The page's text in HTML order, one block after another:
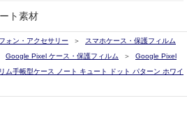
ト素材
ォン・アクセサリー
スマホケース・保護フィルム
Google Pixel ケース・保護フィルム
Google Pixel
ム手帳型ケース ノート キュート ドット パターン ホワイ